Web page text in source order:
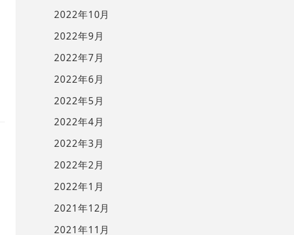
2022年10月
2022年9月
2022年7月
2022年6月
2022年5月
2022年4月
2022年3月
2022年2月
2022年1月
2021年12月
2021年11月